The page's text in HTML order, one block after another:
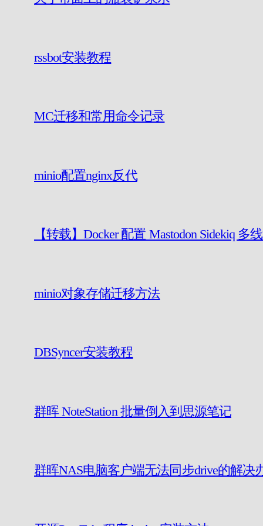
rssbot安装教程
MC迁移和常用命令记录
minio配置nginx反代
【转载】Docker 配置 Mastodon Sidekiq 多
minio对象存储迁移方法
DBSyncer安装教程
群晖 NoteStation 批量倒入到思源笔记
群晖NAS电脑客户端无法同步drive的解决